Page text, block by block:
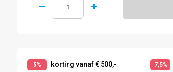
5% korting vanaf € 500,- 7,5%